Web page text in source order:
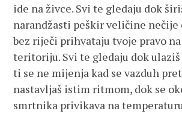
ide na živce. Svi te gledaju dok
narandžasti peškir veličine nečije
bez riječi prihvataju tvoje pravo
teritoriju. Svi te gledaju dok
ti se ne mijenja kad se vazduh
nastavljaš istim ritmom, dok se
smrtnika privikava na